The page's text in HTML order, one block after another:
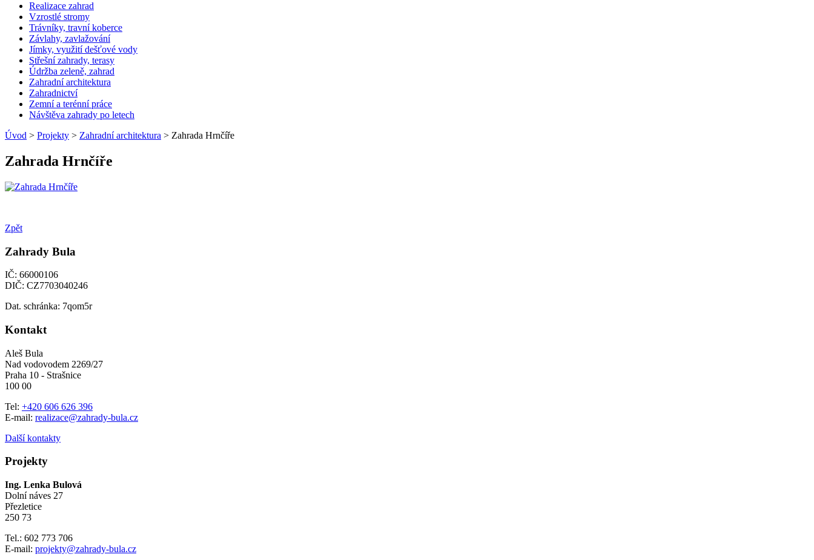
Realizace zahrad
Vzrostlé stromy
Trávníky, travní koberce
Závlahy, zavlažování
Jímky, využití dešťové vody
Střešní zahrady, terasy
Údržba zeleně, zahrad
Zahradní architektura
Zahradnictví
Zemní a terénní práce
Návštěva zahrady po letech
Úvod > Projekty > Zahradní architektura > Zahrada Hrnčíře
Zahrada Hrnčíře
Zpět
Zahrady Bula
IČ: 66000106
DIČ: CZ7703040246
Dat. schránka: 7qom5r
Kontakt
Aleš Bula
Nad vodovodem 2269/27
Praha 10 - Strašnice
100 00
Tel: +420 606 626 396
E-mail: realizace@zahrady-bula.cz
Další kontakty
Projekty
Ing. Lenka Bulová
Dolní náves 27
Přezletice
250 73
Tel.: 602 773 706
E-mail: projekty@zahrady-bula.cz